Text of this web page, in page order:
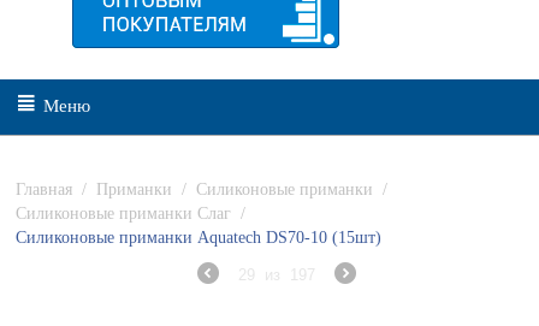
Меню
Главная / Приманки / Силиконовые приманки
/
Силиконовые приманки Слаг /
Силиконовые приманки Aquatech DS70-10 (15шт)
29 из 197